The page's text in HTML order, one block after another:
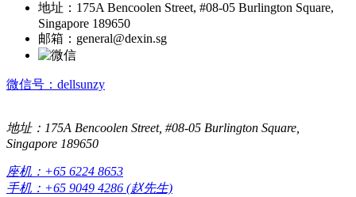
地址：175A Bencoolen Street, #08-05 Burlington Square,
Singapore 189650
邮箱：general@dexin.sg
微信号：dellsunzy
地址：175A Bencoolen Street, #08-05 Burlington Square,
Singapore 189650
座机：+65 6224 8653
手机：+65 9049 4286 (赵先生)